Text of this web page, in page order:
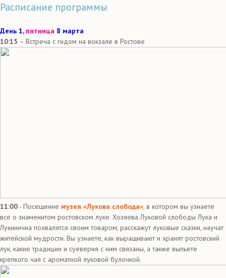
Расписание программы
День 1, пятница 8 марта
10:15 – Встреча с гидом на вокзале в Ростове
11:00 - Посещение музея «Лукова слобода», в котором вы узнаете
все о знаменитом ростовском луке. Хозяева Луковой слободы Лука и
Лукинична похвалятся своим товаром, расскажут луковые сказки, научат
житейской мудрости. Вы узнаете, как выращивают и хранят ростовский
лук, какие традиции и суеверия с ним связаны, а также выпьете
крепкого чая с ароматной луковой булочкой.